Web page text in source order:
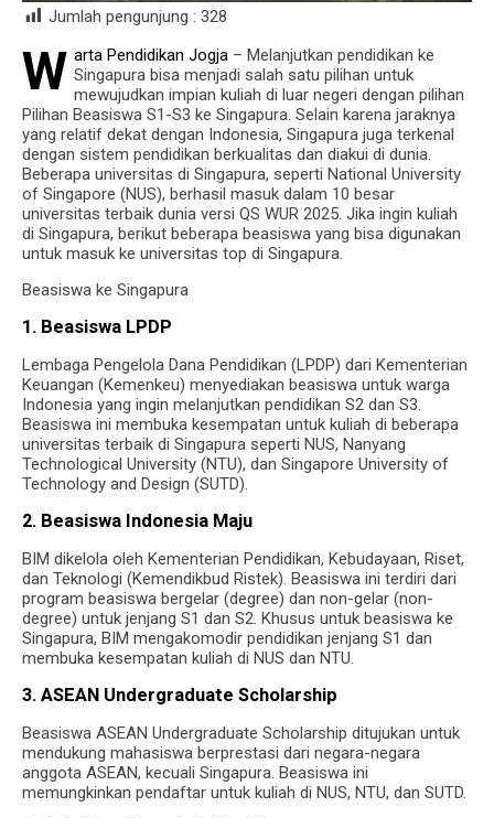
Jumlah pengunjung : 328
W arta Pendidikan Jogja – Melanjutkan pendidikan ke
Singapura bisa menjadi salah satu pilihan untuk
mewujudkan impian kuliah di luar negeri dengan pilihan
Pilihan Beasiswa S1-S3 ke Singapura. Selain karena jaraknya
yang relatif dekat dengan Indonesia, Singapura juga terkenal
dengan sistem pendidikan berkualitas dan diakui di dunia.
Beberapa universitas di Singapura, seperti National University
of Singapore (NUS), berhasil masuk dalam 10 besar
universitas terbaik dunia versi QS WUR 2025. Jika ingin kuliah
di Singapura, berikut beberapa beasiswa yang bisa digunakan
untuk masuk ke universitas top di Singapura.
Beasiswa ke Singapura
1. Beasiswa LPDP
Lembaga Pengelola Dana Pendidikan (LPDP) dari Kementerian
Keuangan (Kemenkeu) menyediakan beasiswa untuk warga
Indonesia yang ingin melanjutkan pendidikan S2 dan S3.
Beasiswa ini membuka kesempatan untuk kuliah di beberapa
universitas terbaik di Singapura seperti NUS, Nanyang
Technological University (NTU), dan Singapore University of
Technology and Design (SUTD).
2. Beasiswa Indonesia Maju
BIM dikelola oleh Kementerian Pendidikan, Kebudayaan, Riset,
dan Teknologi (Kemendikbud Ristek). Beasiswa ini terdiri dari
program beasiswa bergelar (degree) dan non-gelar (non-
degree) untuk jenjang S1 dan S2. Khusus untuk beasiswa ke
Singapura, BIM mengakomodir pendidikan jenjang S1 dan
membuka kesempatan kuliah di NUS dan NTU.
3. ASEAN Undergraduate Scholarship
Beasiswa ASEAN Undergraduate Scholarship ditujukan untuk
mendukung mahasiswa berprestasi dari negara-negara
anggota ASEAN, kecuali Singapura. Beasiswa ini
memungkinkan pendaftar untuk kuliah di NUS, NTU, dan SUTD.